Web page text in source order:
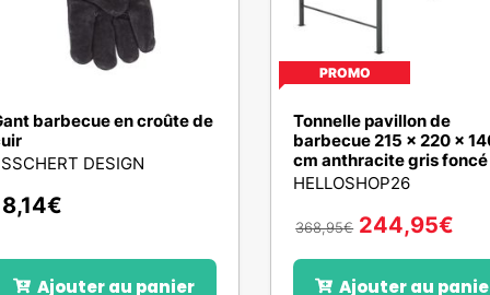
barbecue en croûte de
DESIGN
€
Ajouter au panier
PROMO
Tonnelle pavillon de
barbecue 215 x 220 x
cm anthracite gris foncé
HELLOSHOP26
368,95€ 244,95€
Ajouter au